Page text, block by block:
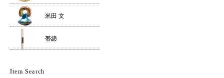
米田 文
帯締
Item Search